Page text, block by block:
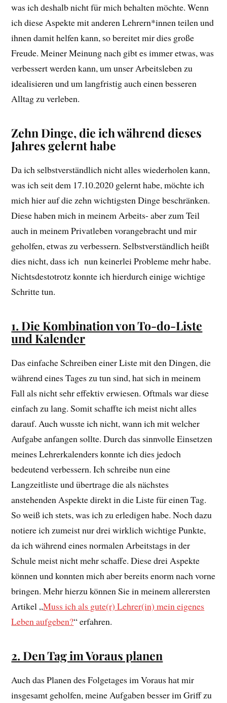
was ich deshalb nicht für mich behalten möchte. Wenn
ich diese Aspekte mit anderen Lehrern*innen teilen und
ihnen damit helfen kann, so bereitet mir dies große
Freude. Meiner Meinung nach gibt es immer etwas, was
verbessert werden kann, um unser Arbeitsleben zu
idealisieren und um langfristig auch einen besseren
Alltag zu verleben.
Zehn Dinge, die ich während dieses
Jahres gelernt habe
Da ich selbstverständlich nicht alles wiederholen kann,
was ich seit dem 17.10.2020 gelernt habe, möchte ich
mich hier auf die zehn wichtigsten Dinge beschränken.
Diese haben mich in meinem Arbeits- aber zum Teil
auch in meinem Privatleben vorangebracht und mir
geholfen, etwas zu verbessern. Selbstverständlich heißt
dies nicht, dass ich nun keinerlei Probleme mehr habe.
Nichtsdestotrotz konnte ich hierdurch einige wichtige
Schritte tun.
1. Die Kombination von To-do-Liste
und Kalender
Das einfache Schreiben einer Liste mit den Dingen, die
während eines Tages zu tun sind, hat sich in meinem
Fall als nicht sehr effektiv erwiesen. Oftmals war diese
einfach zu lang. Somit schaffte ich meist nicht alles
darauf. Auch wusste ich nicht, wann ich mit welcher
Aufgabe anfangen sollte. Durch das sinnvolle Einsetzen
meines Lehrerkalenders konnte ich dies jedoch
bedeutend verbessern. Ich schreibe nun eine
Langzeitliste und übertrage die als nächstes
anstehenden Aspekte direkt in die Liste für einen Tag.
So weiß ich stets, was ich zu erledigen habe. Noch dazu
notiere ich zumeist nur drei wirklich wichtige Punkte,
da ich während eines normalen Arbeitstags in der
Schule meist nicht mehr schaffe. Diese drei Aspekte
können und konnten mich aber bereits enorm nach vorne
bringen. Mehr hierzu können Sie in meinem allerersten
Artikel „Muss ich als gute(r) Lehrer(in) mein eigenes
Leben aufgeben?“ erfahren.
2. Den Tag im Voraus planen
Auch das Planen des Folgetages im Voraus hat mir
insgesamt geholfen, meine Aufgaben besser im Griff zu